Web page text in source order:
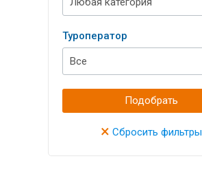
Туроператор
Подобрать
× Сбросить фильтры